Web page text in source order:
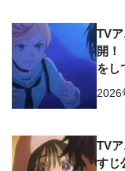
TV
開！
をし
2026
TV
すじ